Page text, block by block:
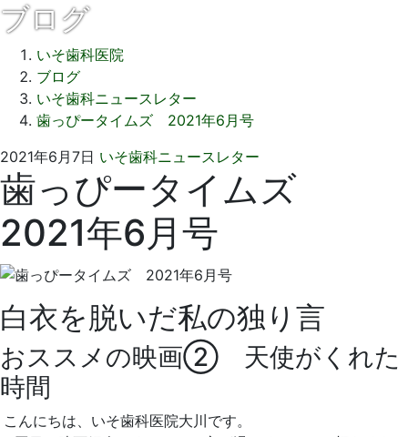
ブログ
いそ歯科医院
ブログ
いそ歯科ニュースレター
歯っぴータイムズ 2021年6月号
2021年6月7日 いそ歯科ニュースレター
年
6
そ
歯
歯っぴータイムズ
2021年6月号
白衣を脱いだ私の独り言
おススメの映画② 天使がくれた
時間
こんにちは、いそ歯科医院大川です。